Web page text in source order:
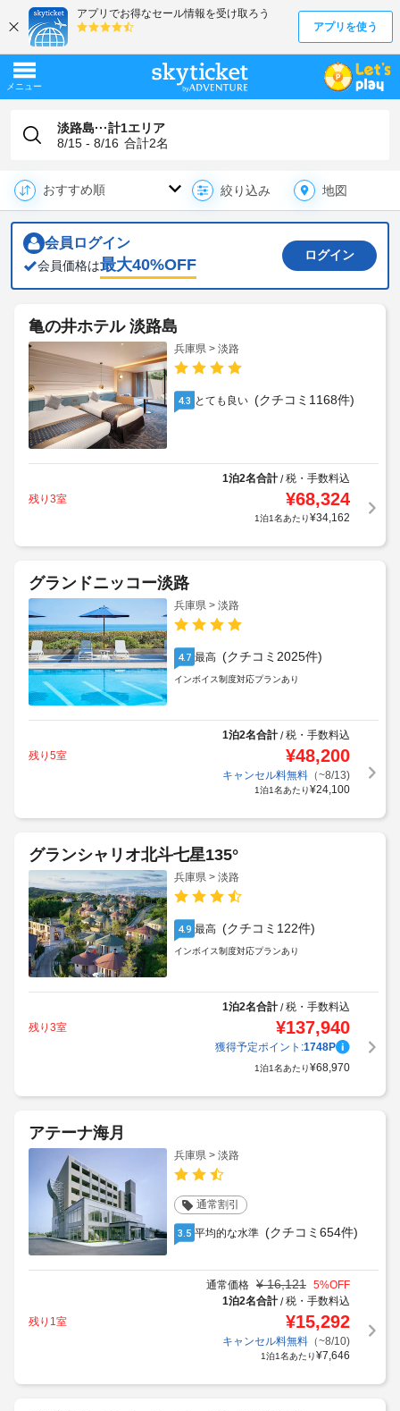
淡路島···計1エリア
8/15 - 8/16 合計2名
絞り込み 地図
会員ログイン
会員価格は最大40%OFF
ログイン
亀の井ホテル 淡路島
兵庫県 > 淡路
4.3 とても良い (クチコミ1168件)
1泊2名合計/税・手数料込
残り3室
¥68,324
1泊1名あたり¥34,162
グランドニッコー淡路
兵庫県 > 淡路
4.7 最高 (クチコミ2025件)
インボイス制度対応プランあり
1泊2名合計/税・手数料込
残り5室
¥48,200
キャンセル料無料（~8/13)
1泊1名あたり¥24,100
グランシャリオ北斗七星135°
兵庫県 > 淡路
4.9 最高 (クチコミ122件)
インボイス制度対応プランあり
1泊2名合計/税・手数料込
残り3室
¥137,940
獲得予定ポイント:1748P
1泊1名あたり¥68,970
アテーナ海月
兵庫県 > 淡路
通常割引
3.5 平均的な水準 (クチコミ654件)
通常価格 ¥ 16,121 5%OFF
1泊2名合計/税・手数料込
残り1室
¥15,292
キャンセル料無料（~8/10)
1泊1名あたり¥7,646